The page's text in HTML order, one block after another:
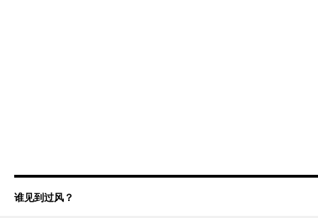
谁见到过风？